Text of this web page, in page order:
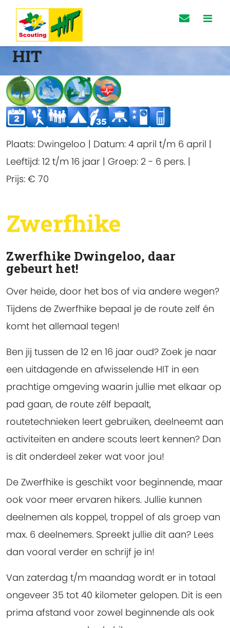
HIT
Plaats: Dwingeloo | Datum: 4 april t/m 6 april |
Leeftijd: 12 t/m 16 jaar | Groep: 2 - 6 pers. |
Prijs: € 70
Zwerfhike
Zwerfhike Dwingeloo, daar
gebeurt het!
Over heide, door het bos of via andere wegen?
Tijdens de Zwerfhike bepaal je de route zelf én
komt het allemaal tegen!
Ben jij tussen de 12 en 16 jaar oud? Zoek je naar
een uitdagende en afwisselende HIT in een
prachtige omgeving waarin jullie met elkaar op
pad gaan, de route zélf bepaalt,
routetechnieken leert gebruiken, deelneemt aan
activiteiten en andere scouts leert kennen? Dan
is dit onderdeel zeker wat voor jou!
De Zwerfhike is geschikt voor beginnende, maar
ook voor meer ervaren hikers. Jullie kunnen
deelnemen als koppel, troppel of als groep van
max. 6 deelnemers. Spreekt jullie dit aan? Lees
dan vooral verder en schrijf je in!
Van zaterdag t/m maandag wordt er in totaal
ongeveer 35 tot 40 kilometer gelopen. Dit is een
prima afstand voor zowel beginnende als ook